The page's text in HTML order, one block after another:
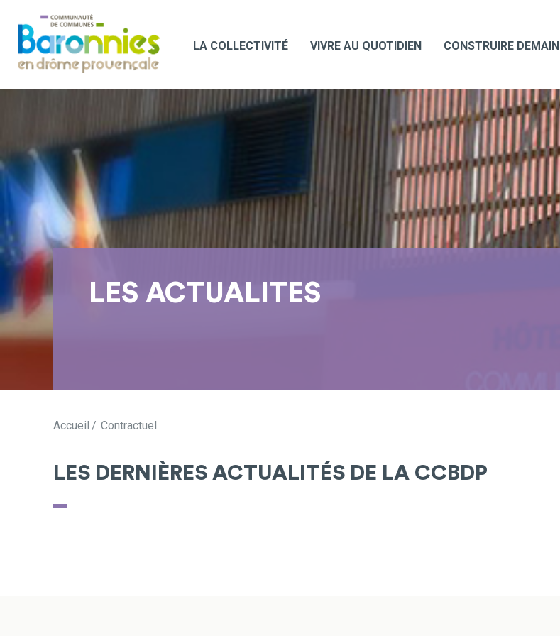
LA COLLECTIVITÉ VIVRE AU QUOTIDIEN CONSTRUIRE DEMAIN
LES ACTUALITES
Accueil Contractuel
LES DERNIÈRES ACTUALITÉS DE LA CCBDP